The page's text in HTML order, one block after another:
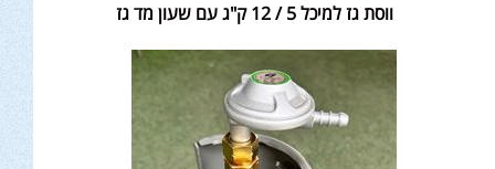
ווסת גז למיכל 5 / 12 ק"ג עם שעון מד גז